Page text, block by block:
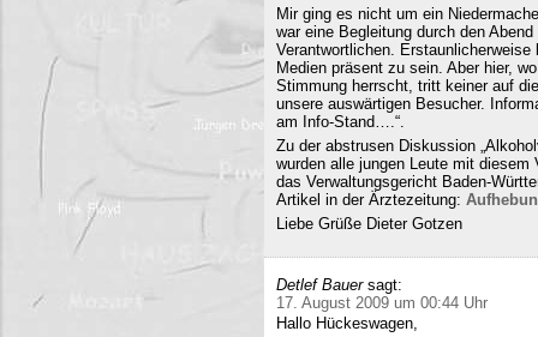
Mir ging es nicht um ein
war eine Begleitung durch den
Verantwortlichen.
Medien präsent zu sein. Aber hier,
Stimmung herrscht, tritt keiner auf
unsere auswärtigen Besucher.
am Info-Stand….“.
Zu der abstrusen Diskussion
wurden alle jungen Leute mit
das Verwaltungsgericht Baden-
Artikel in der Ärztezeitung:
Liebe Grüße Dieter Gotzen
Detlef Bauer sagt:
17. August 2009 um 00:44 Uhr
Hallo Hückeswagen,